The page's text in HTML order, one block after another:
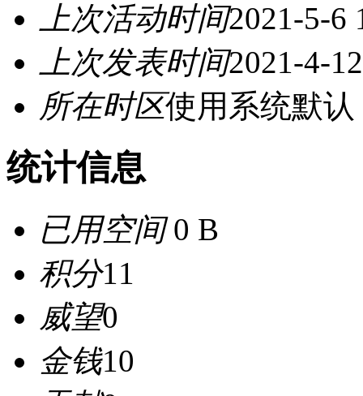
上次活动时间2021-5-6
上次发表时间2021-4-
所在时区使用系统默认
统计信息
已用空间0 B
积分11
威望0
金钱10